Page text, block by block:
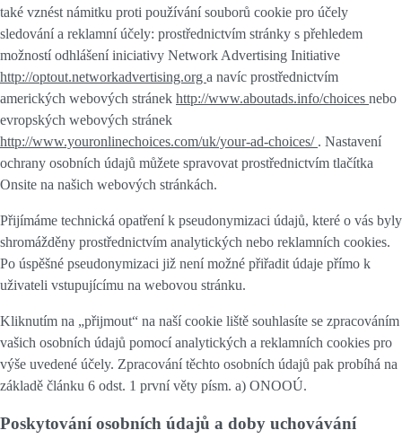
také vznést námitku proti používání souborů cookie pro účely
sledování a reklamní účely: prostřednictvím stránky s přehledem
možností odhlášení iniciativy Network Advertising Initiative
http://optout.networkadvertising.org a navíc prostřednictvím
amerických webových stránek http://www.aboutads.info/choices nebo
evropských webových stránek
http://www.youronlinechoices.com/uk/your-ad-choices/ . Nastavení
ochrany osobních údajů můžete spravovat prostřednictvím tlačítka
Onsite na našich webových stránkách.
Přijímáme technická opatření k pseudonymizaci údajů, které o vás byly
shromážděny prostřednictvím analytických nebo reklamních cookies.
Po úspěšné pseudonymizaci již není možné přiřadit údaje přímo k
uživateli vstupujícímu na webovou stránku.
Kliknutím na „přijmout“ na naší cookie liště souhlasíte se zpracováním
vašich osobních údajů pomocí analytických a reklamních cookies pro
výše uvedené účely. Zpracování těchto osobních údajů pak probíhá na
základě článku 6 odst. 1 první věty písm. a) ONOOÚ.
Poskytování osobních údajů a doby uchovávání